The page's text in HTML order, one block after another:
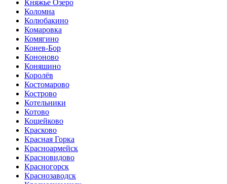
Княжье Озеро
Коломна
Колюбакино
Комаровка
Комягино
Конев-Бор
Кононово
Коняшино
Королёв
Костомарово
Кострово
Котельники
Котово
Кощейково
Красково
Красная Горка
Красноармейск
Красновидово
Красногорск
Краснозаводск